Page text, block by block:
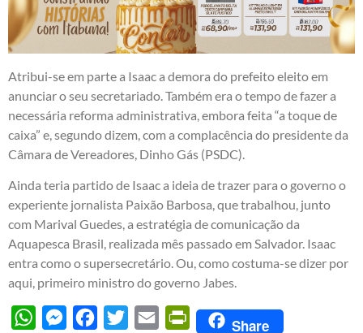
Atribui-se em parte a Isaac a demora do prefeito eleito em
anunciar o seu secretariado. Também era o tempo de fazer a
necessária reforma administrativa, embora feita “a toque de
caixa” e, segundo dizem, com a complacência do presidente da
Câmara de Vereadores, Dinho Gás (PSDC).
Ainda teria partido de Isaac a ideia de trazer para o governo o
experiente jornalista Paixão Barbosa, que trabalhou, junto
com Marival Guedes, a estratégia de comunicação da
Aquapesca Brasil, realizada mês passado em Salvador. Isaac
entra como o supersecretário. Ou, como costuma-se dizer por
aqui, primeiro ministro do governo Jabes.
WhatsAppMessengerFacebook
Twitter Email PrintFriendly
Share